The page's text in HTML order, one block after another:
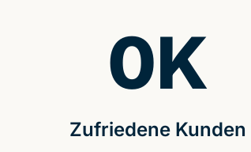
Zufriedene Kunden
0K